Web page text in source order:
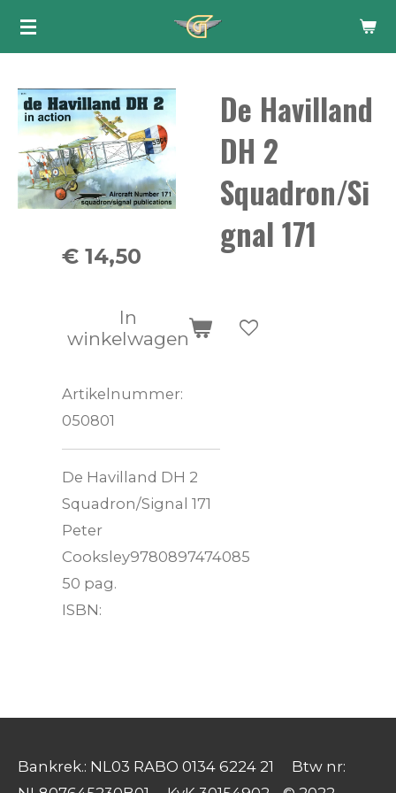
Ga
de
hoofdinhoud
De Havilland
DH 2
Squadron/Si
gnal 171
€ 14,50
In
winkelwagen
Artikelnummer:
050801
De Havilland DH 2
Squadron/Signal 171
Peter
Cooksley9780897474085
50 pag.
ISBN:
Bankrek.: NL03 RABO 0134 6224 21 Btw nr: